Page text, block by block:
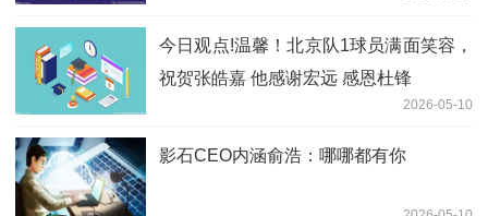
今日观点!温馨！北京队1球员满面笑容，
祝贺张皓嘉 他感谢宏远 感恩杜锋
2026-05-10
影石CEO内涵俞浩：哪哪都有你